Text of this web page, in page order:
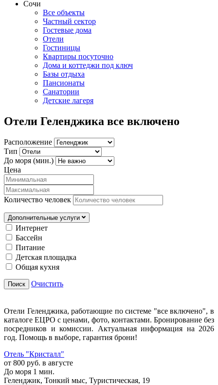
Сочи
Все объекты
Частный сектор
Гостевые дома
Отели
Гостиницы
Квартиры посуточно
Дома и коттеджи под ключ
Базы отдыха
Пансионаты
Санатории
Детские лагеря
Отели Геленджика все включено
Расположение
Тип
До моря (мин.)
Цена
Количество человек
Дополнительные услуги
Интернет
Бассейн
Питание
Детская площадка
Общая кухня
Поиск Очистить
Отели Геленджика, работающие по системе "все включено", в
каталоге ЕЦРО с ценами, фото, контактами. Бронирование без
посредников и комиссии. Актуальная информация на 2026
год. Помощь в выборе, гарантия брони!
Отель "Кристалл"
от 800 руб. в августе
До моря 1 мин.
Геленджик, Тонкий мыс, Туристическая, 19